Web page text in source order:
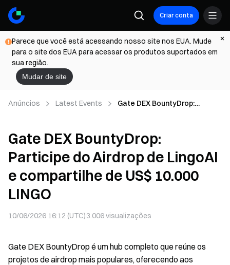
Criar conta
Parece que você está acessando nosso site nos EUA. Mude
para o site dos EUA para acessar os produtos suportados em
sua região.
Mudar de site
Anúncios Latest Events
Gate DEX BountyDrop:
10.000 LINGO
Gate DEX BountyDrop:
Participe do Airdrop de LingoAI
e compartilhe de US$ 10.000
LINGO
10/06/2026 16:12 (UTC)3.006visualizações
Gate DEX BountyDrop é um hub completo que reúne os
projetos de airdrop mais populares, oferecendo aos